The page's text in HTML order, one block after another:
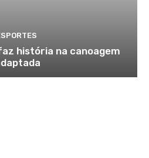
história na canoagem